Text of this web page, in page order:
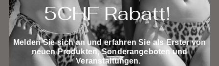
Beschreibung
Eine Frage stellen
5CHF Rabatt!
Melden Sie sich an und erfahren Sie als Erster von
neuen Produkten, Sonderangeboten und
Veranstaltungen.